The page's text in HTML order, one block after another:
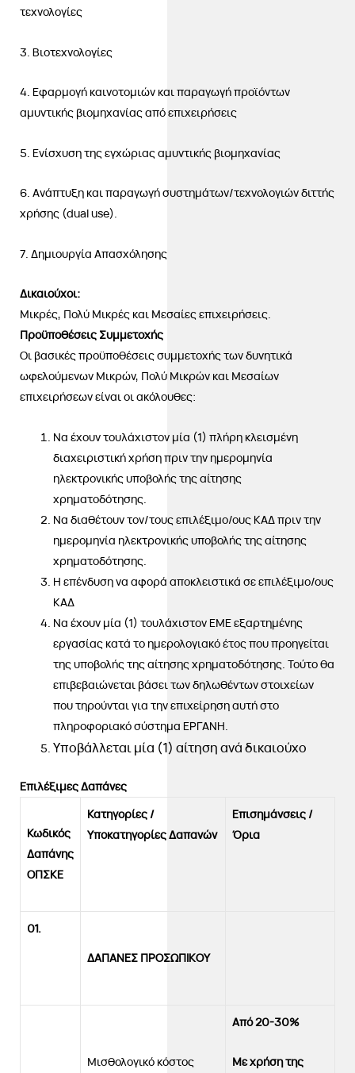
τεχνολογίες
3. Βιοτεχνολογίες
4. Εφαρμογή καινοτομιών και παραγωγή προϊόντων
αμυντικής βιομηχανίας από επιχειρήσεις
5. Ενίσχυση της εγχώριας αμυντικής βιομηχανίας
6. Ανάπτυξη και παραγωγή συστημάτων/τεχνολογιών διττής
χρήσης (dual use).
7. Δημιουργία Απασχόλησης
Δικαιούχοι:
Μικρές, Πολύ Μικρές και Μεσαίες επιχειρήσεις.
Προϋποθέσεις Συμμετοχής
Οι βασικές προϋποθέσεις συμμετοχής των δυνητικά
ωφελούμενων Μικρών, Πολύ Μικρών και Μεσαίων
επιχειρήσεων είναι οι ακόλουθες:
Να έχουν τουλάχιστον μία (1) πλήρη κλεισμένη
διαχειριστική χρήση πριν την ημερομηνία
ηλεκτρονικής υποβολής της αίτησης
χρηματοδότησης.
Να διαθέτουν τον/τους επιλέξιμο/ους ΚΑΔ πριν την
ημερομηνία ηλεκτρονικής υποβολής της αίτησης
χρηματοδότησης.
Η επένδυση να αφορά αποκλειστικά σε επιλέξιμο/ους
ΚΑΔ
Να έχουν μία (1) τουλάχιστον ΕΜΕ εξαρτημένης
εργασίας κατά το ημερολογιακό έτος που προηγείται
της υποβολής της αίτησης χρηματοδότησης. Τούτο θα
επιβεβαιώνεται βάσει των δηλωθέντων στοιχείων
που τηρούνται για την επιχείρηση αυτή στο
πληροφοριακό σύστημα ΕΡΓΑΝΗ.
Υποβάλλεται μία (1) αίτηση ανά δικαιούχο
Επιλέξιμες Δαπάνες
Κωδικός
Δαπάνης
ΟΠΣΚΕ
Κατηγορίες /
Υποκατηγορίες Δαπανών
Επισημάνσεις /
Όρια
01.
ΔΑΠΑΝΕΣ ΠΡΟΣΩΠΙΚΟΥ
Μισθολογικό κόστος
Από 20-30%
Με χρήση της